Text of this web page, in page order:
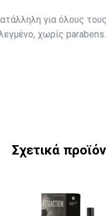
για όλους
χωρίς parabens.
Σχετικά